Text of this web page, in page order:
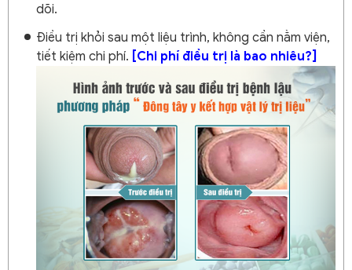
dõi.
Điều trị khỏi sau một liệu trình, không cần nằm viện,
tiết kiệm chi phí. [Chi phí điều trị là bao nhiêu?]